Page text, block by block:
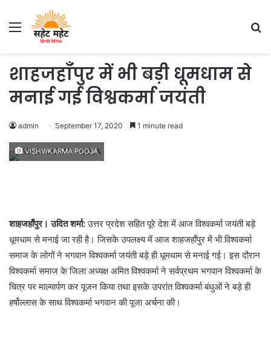
Menu
शाहजहाँपुर में भी बड़ी धूमधाम से
मनाई गई विश्वकर्मा जयंती
admin September 17, 2020 1 minute read
VISHWKARMA POOJA
शाहजहाँपुर। उदित शर्मा:उत्तर प्रदेश सहित पूरे देश में आज विश्वकर्मा जयंती बड़े
धूमधाम से मनाई जा रही है। जिसके उपलक्ष्य में आज शाहजहाँपुर में भी विश्वकर्मा
समाज के लोगों ने भगवान विश्वकर्मा जयंती बड़े ही धूमधाम से मनाई गई। इस दौरान
विश्वकर्मा समाज के जिला अध्यक्ष अमित विश्वकर्मा ने सर्वप्रथम भगवान विश्वकर्मा के
चित्र पर माल्यार्पण कर पूजन किया तथा इसके उपरांत विश्वकर्मा बंधुओं ने बड़े ही
हर्षोल्लास के साथ विश्वकर्मा भगवान की पूजा अर्चना की।